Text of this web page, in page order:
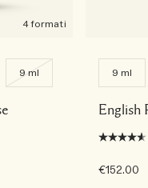
4 formati
9 ml 9 ml
English
€152.00